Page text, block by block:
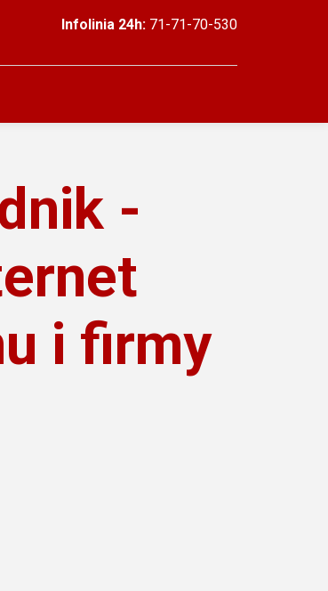
Infolinia 24h: 71-71-70-530
-
i firmy